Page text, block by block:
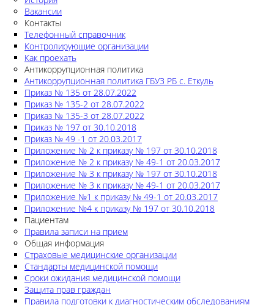
Вакансии
Контакты
Телефонный справочник
Контролирующие организации
Как проехать
Антикоррупционная политика
Антикоррупционная политика ГБУЗ РБ с. Еткуль
Приказ № 135 от 28.07.2022
Приказ № 135-2 от 28.07.2022
Приказ № 135-3 от 28.07.2022
Приказ № 197 от 30.10.2018
Приказ № 49 -1 от 20.03.2017
Приложение № 2 к приказу № 197 от 30.10.2018
Приложение № 2 к приказу № 49-1 от 20.03.2017
Приложение № 3 к приказу № 197 от 30.10.2018
Приложение № 3 к приказу № 49-1 от 20.03.2017
Приложение №1 к приказу № 49-1 от 20.03.2017
Приложение №4 к приказу № 197 от 30.10.2018
Пациентам
Правила записи на прием
Общая информация
Страховые медицинские организации
Стандарты медицинской помощи
Сроки ожидания медицинской помощи
Защита прав граждан
Правила подготовки к диагностическим обследованиям